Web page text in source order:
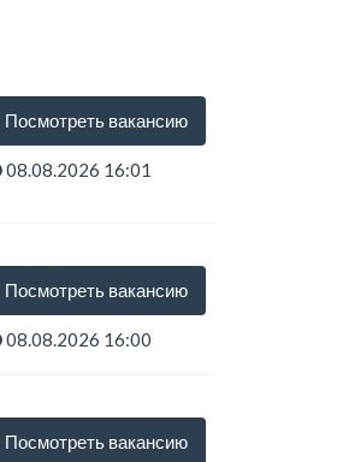
Посмотреть вакансию
08.08.2026 16:01
Посмотреть вакансию
08.08.2026 16:00
Посмотреть вакансию